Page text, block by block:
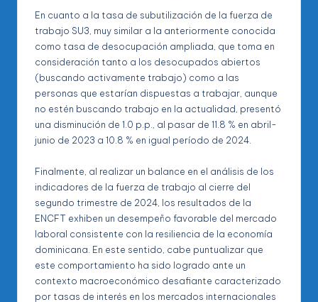
En cuanto a la tasa de subutilización de la fuerza de
trabajo SU3, muy similar a la anteriormente conocida
como tasa de desocupación ampliada, que toma en
consideración tanto a los desocupados abiertos
(buscando activamente trabajo) como a las
personas que estarían dispuestas a trabajar, aunque
no estén buscando trabajo en la actualidad, presentó
una disminución de 1.0 p.p., al pasar de 11.8 % en abril-
junio de 2023 a 10.8 % en igual período de 2024.
Finalmente, al realizar un balance en el análisis de los
indicadores de la fuerza de trabajo al cierre del
segundo trimestre de 2024, los resultados de la
ENCFT exhiben un desempeño favorable del mercado
laboral consistente con la resiliencia de la economía
dominicana. En este sentido, cabe puntualizar que
este comportamiento ha sido logrado ante un
contexto macroeconómico desafiante caracterizado
por tasas de interés en los mercados internacionales